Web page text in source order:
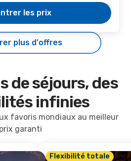
les prix
plus d'offres
de séjours, des
infinies
favoris mondiaux au meilleur
prix garanti
Flexibilité totale